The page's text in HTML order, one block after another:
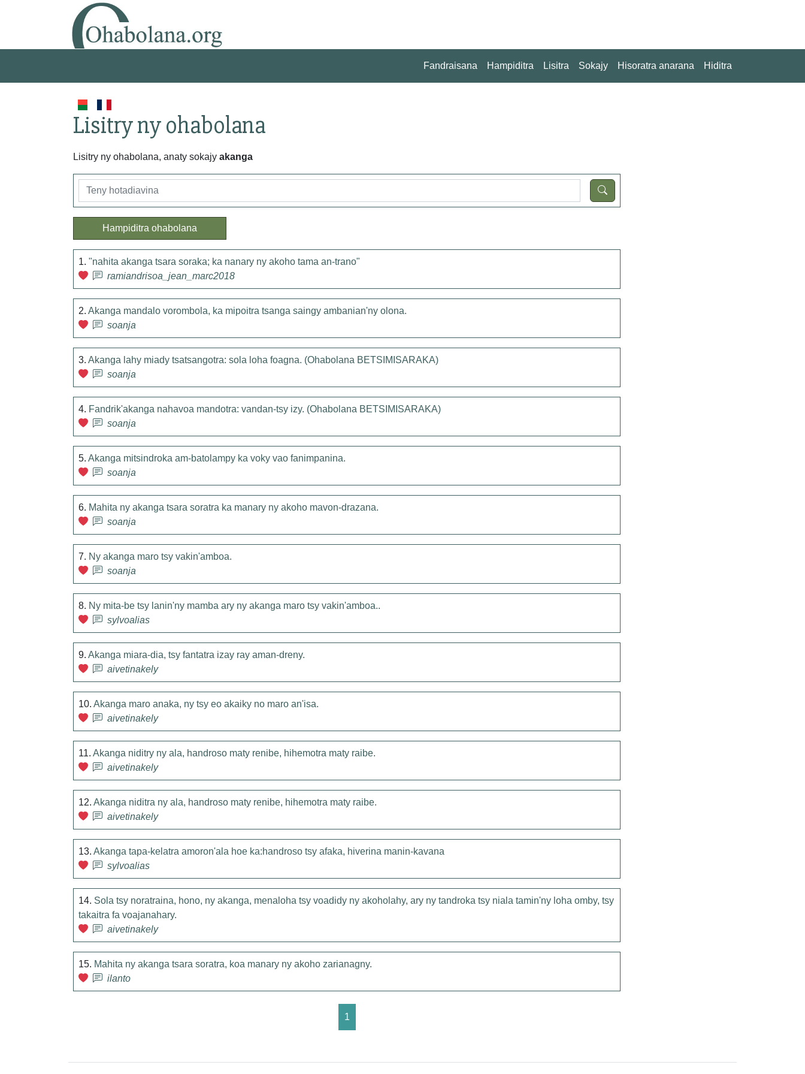
Fandraisana Hampiditra Lisitra Sokajy Hisoratra anarana Hiditra
Lisitry ny ohabolana
Lisitry ny ohabolana, anaty sokajy akanga
Hampiditra ohabolana
1. "nahita akanga tsara soraka; ka nanary ny akoho tama an-trano"
ramiandrisoa_jean_marc2018
2. Akanga mandalo vorombola, ka mipoitra tsanga saingy ambanian'ny olona.
soanja
3. Akanga lahy miady tsatsangotra: sola loha foagna. (Ohabolana BETSIMISARAKA)
soanja
4. Fandrik'akanga nahavoa mandotra: vandan-tsy izy. (Ohabolana BETSIMISARAKA)
soanja
5. Akanga mitsindroka am-batolampy ka voky vao fanimpanina.
soanja
6. Mahita ny akanga tsara soratra ka manary ny akoho mavon-drazana.
soanja
7. Ny akanga maro tsy vakin'amboa.
soanja
8. Ny mita-be tsy lanin'ny mamba ary ny akanga maro tsy vakin'amboa..
sylvoalias
9. Akanga miara-dia, tsy fantatra izay ray aman-dreny.
aivetinakely
10. Akanga maro anaka, ny tsy eo akaiky no maro an'isa.
aivetinakely
11. Akanga niditry ny ala, handroso maty renibe, hihemotra maty raibe.
aivetinakely
12. Akanga niditra ny ala, handroso maty renibe, hihemotra maty raibe.
aivetinakely
13. Akanga tapa-kelatra amoron'ala hoe ka:handroso tsy afaka, hiverina manin-kavana
sylvoalias
14. Sola tsy noratraina, hono, ny akanga, menaloha tsy voadidy ny akoholahy, ary ny tandroka tsy niala tamin'ny loha omby, tsy
takaitra fa voajanahary.
aivetinakely
15. Mahita ny akanga tsara soratra, koa manary ny akoho zarianagny.
ilanto
1